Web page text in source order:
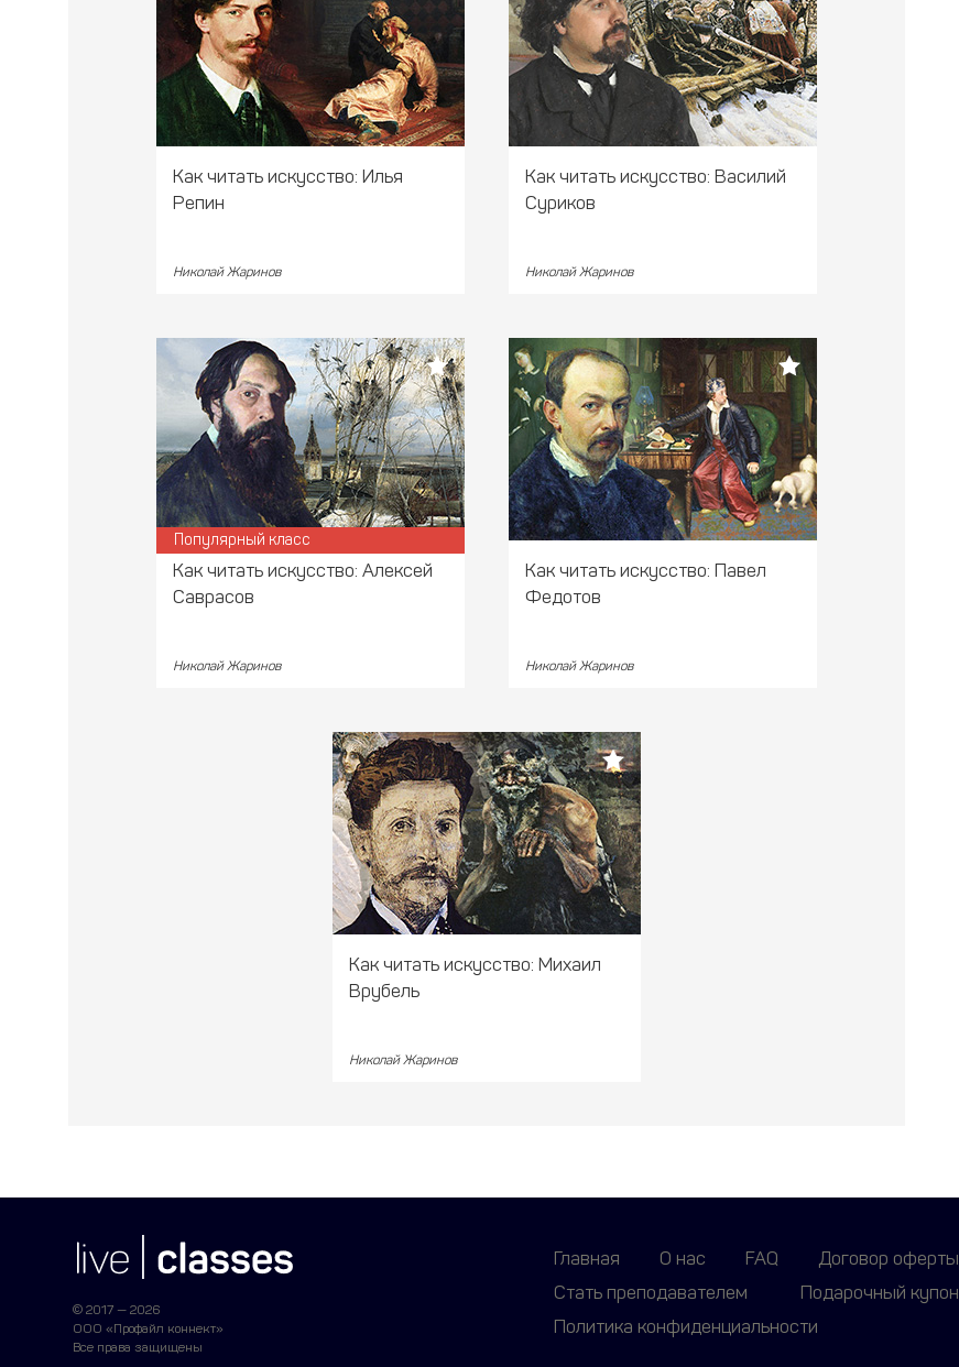
Как читать искусство: Илья
Репин
Николай Жаринов
Как читать искусство: Василий
Суриков
Николай Жаринов
Как читать искусство: Алексей
Саврасов
Николай Жаринов
Популярный класс
Как читать искусство: Павел
Федотов
Николай Жаринов
Как читать искусство: Михаил
Врубель
Николай Жаринов
© 2017 — 2026
ООО «Профайл коннект»
Все права защищены
Главная О нас FAQ
Договор оферты
Стать преподавателем
Подарочный купон
Политика конфиденциальности